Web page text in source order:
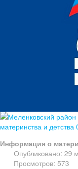
Информация о
Опубликовано: 29
Просмотров: 573